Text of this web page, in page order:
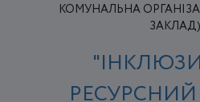
КОМУНАЛЬНА
ЗАКЛАД)